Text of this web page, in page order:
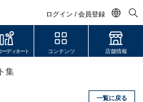
ログイン / 会員登録
日本語
ーディネート コンテンツ 店舗情報
集
一覧に戻る